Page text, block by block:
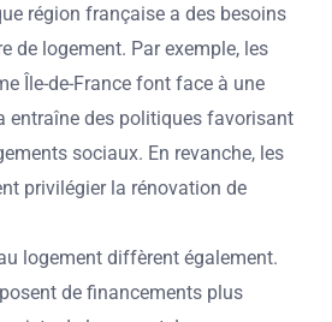
région française a des besoins
de logement. Par exemple, les
Île-de-France font face à une
entraîne des politiques favorisant
sociaux. En revanche, les
privilégier la rénovation de
logement diffèrent également.
de financements plus